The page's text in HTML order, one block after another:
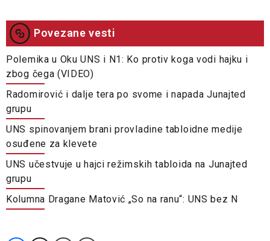
Povezane vesti
Polemika u Oku UNS i N1: Ko protiv koga vodi hajku i
zbog čega (VIDEO)
Radomirović i dalje tera po svome i napada Junajted
grupu
UNS spinovanjem brani provladine tabloidne medije
osuđene za klevete
UNS učestvuje u hajci režimskih tabloida na Junajted
grupu
Kolumna Dragane Matović „So na ranu“: UNS bez N